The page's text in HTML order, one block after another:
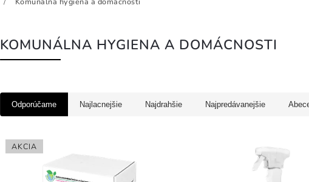
KOMUNÁLNA HYGIENA A DOMÁCNOSTI
Odporúčame Najlacnejšie Najdrahšie Najpredávanejšie
AKCIA